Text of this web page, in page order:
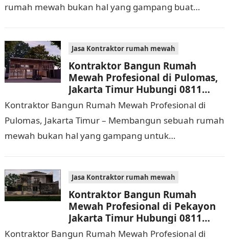
rumah mewah bukan hal yang gampang buat
Jasa Kontraktor rumah mewah
Kontraktor Bangun Rumah
Mewah Profesional di Pulomas,
Jakarta Timur Hubungi 0811
9933 588
Kontraktor Bangun Rumah Mewah Profesional di
Pulomas, Jakarta Timur – Membangun sebuah rumah
mewah bukan hal yang gampang untuk
Jasa Kontraktor rumah mewah
Kontraktor Bangun Rumah
Mewah Profesional di Pekayon
Jakarta Timur Hubungi 0811
9933 588
Kontraktor Bangun Rumah Mewah Profesional di